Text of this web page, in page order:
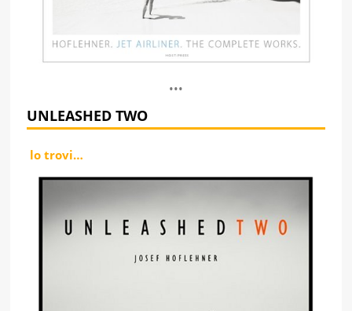
•••
UNLEASHED TWO
lo trovi…